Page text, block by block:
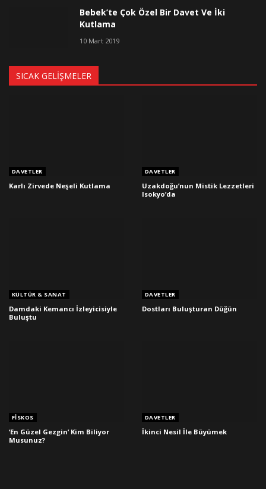
Bebek’te Çok Özel Bir Davet Ve İki
Kutlama
10 Mart 2019
SICAK GELIŞMELER
DAVETLER
Karlı Zirvede Neşeli Kutlama
DAVETLER
Uzakdoğu’nun Mistik Lezzetleri
Isokyo’da
KÜLTÜR & SANAT
Damdaki Kemancı İzleyicisiyle
Buluştu
DAVETLER
Dostları Buluşturan Düğün
FISKOS
‘En Güzel Gezgin’ Kim Biliyor
Musunuz?
DAVETLER
İkinci Nesil İle Büyümek